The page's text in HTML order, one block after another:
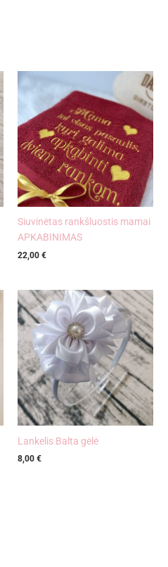
Siuvinėtas rankšluostis mamai
APKABINIMAS
22,00 €
Lankelis Balta gėlė
8,00 €